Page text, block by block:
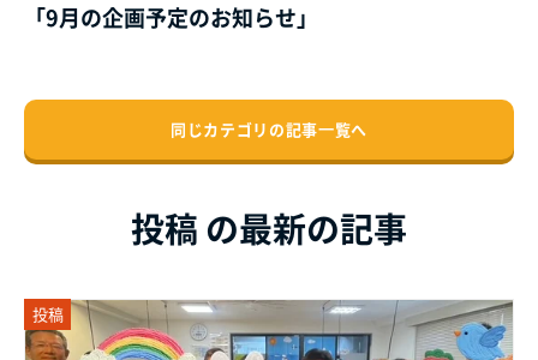
「9月の企画予定のお知らせ」
同じカテゴリの記事⼀覧へ
投稿 の最新の記事
投稿